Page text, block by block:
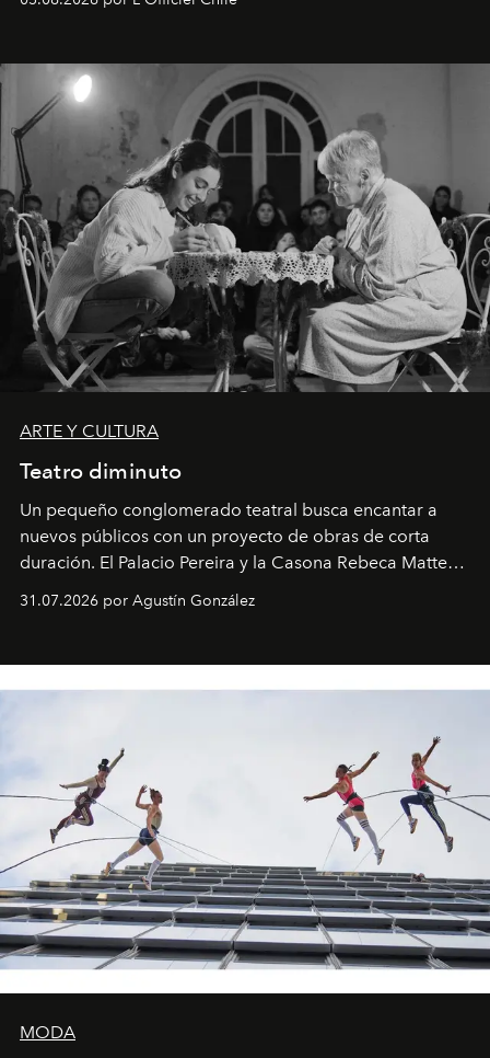
ARTE Y CULTURA
Teatro diminuto
Un pequeño conglomerado teatral busca encantar a
nuevos públicos con un proyecto de obras de corta
duración. El Palacio Pereira y la Casona Rebeca Matte
son algunos de los lugares que han albergado estas
miniobras. Sus puestas en escena son limpias; ponen el
31.07.2026 por Agustín González
MODA